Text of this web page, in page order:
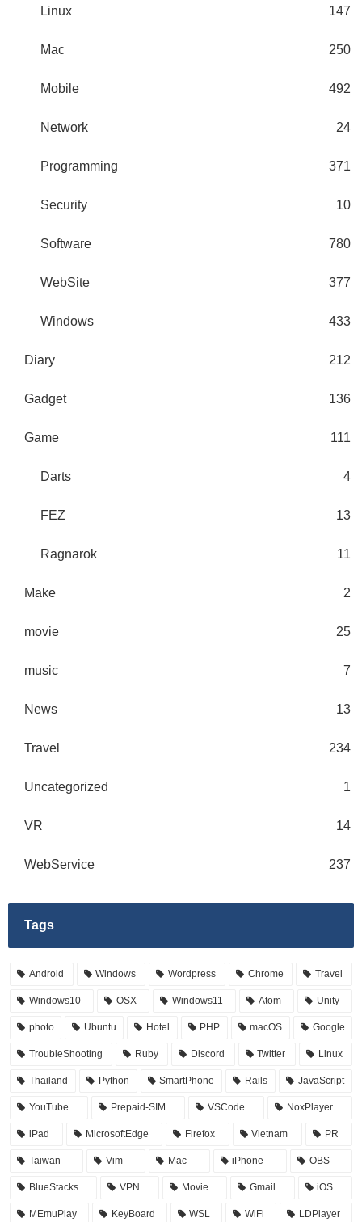
Linux 147
Mac 250
Mobile 492
Network 24
Programming 371
Security 10
Software 780
WebSite 377
Windows 433
Diary 212
Gadget 136
Game 111
Darts 4
FEZ 13
Ragnarok 11
Make 2
movie 25
music 7
News 13
Travel 234
Uncategorized 1
VR 14
WebService 237
Tags
Android Windows Wordpress Chrome Travel
Windows10 OSX Windows11 Atom Unity
photo Ubuntu Hotel PHP macOS Google
TroubleShooting Ruby Discord Twitter Linux
Thailand Python SmartPhone Rails JavaScript
YouTube Prepaid-SIM VSCode NoxPlayer
iPad MicrosoftEdge Firefox Vietnam PR
Taiwan Vim Mac iPhone OBS
BlueStacks VPN Movie Gmail iOS
MEmuPlay KeyBoard WSL WiFi LDPlayer